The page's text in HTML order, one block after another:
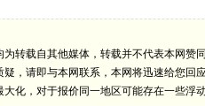
转载自其他媒体，转载并不代表本网赞
，请即与本网联系，本网将迅速给您回
化，对于报价同一地区可能存在一些浮